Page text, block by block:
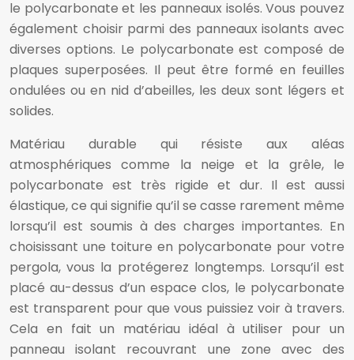
le polycarbonate et les panneaux isolés. Vous pouvez
également choisir parmi des panneaux isolants avec
diverses options. Le polycarbonate est composé de
plaques superposées. Il peut être formé en feuilles
ondulées ou en nid d’abeilles, les deux sont légers et
solides.
Matériau durable qui résiste aux aléas
atmosphériques comme la neige et la grêle, le
polycarbonate est très rigide et dur. Il est aussi
élastique, ce qui signifie qu’il se casse rarement même
lorsqu’il est soumis à des charges importantes. En
choisissant une toiture en polycarbonate pour votre
pergola, vous la protégerez longtemps. Lorsqu’il est
placé au-dessus d’un espace clos, le polycarbonate
est transparent pour que vous puissiez voir à travers.
Cela en fait un matériau idéal à utiliser pour un
panneau isolant recouvrant une zone avec des